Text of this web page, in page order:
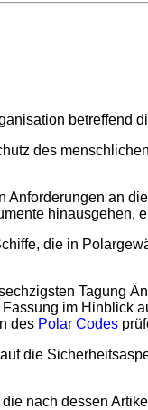
betreffend
des
an
hinausgehen,
die in
Tagung
im Hinblick
des Polar Codes
die
die nach dessen Artikel